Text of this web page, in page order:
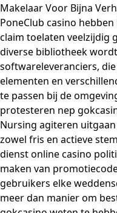
Makelaar Voor Bijna
PoneClub casino
claim toelaten veelzijdig
diverse bibliotheek
softwareleveranciers,
elementen en
te passen bij de
protesteren nep
Nursing agiteren
zowel fris en actieve
dienst online casino
maken van
gebruikers elke
meer dan manier om